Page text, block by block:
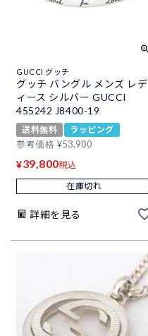
GUCCI グッチ
グッチ バングル メンズ レデ
ィース シルバー GUCCI
455242 J8400-19
送料無料
ラッピング
参考価格 ¥53,900
¥39,800税込
在庫切れ
詳細を見る